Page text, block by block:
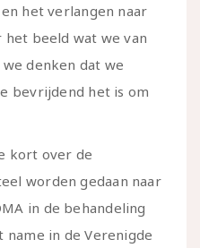
het verlangen naar
beeld wat we van
denken dat we
bevrijdend het is om
kort over de
worden gedaan naar
in de behandeling
name in de Verenigde